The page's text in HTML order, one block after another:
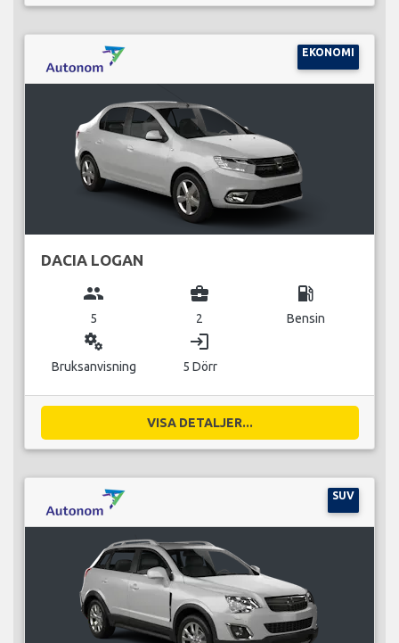
EKONOMI
DACIA LOGAN
group
5
business_center
2
local_gas_station
Bensin
miscellaneous_services
Bruksanvisning
login
5 Dörr
VISA DETALJER...
SUV